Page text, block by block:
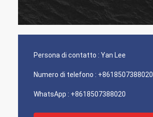
Persona di contatto : Yan Lee
Numero di telefono : +8618507388020
WhatsApp : +8618507388020